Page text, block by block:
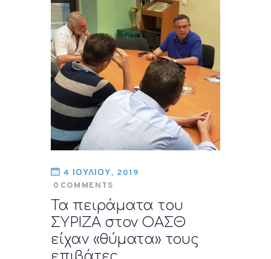
4 ΙΟΥΛΙΟΥ, 2019
0 COMMENTS
Τα πειράματα του
ΣΥΡΙΖΑ στον ΟΑΣΘ
είχαν «θύματα» τους